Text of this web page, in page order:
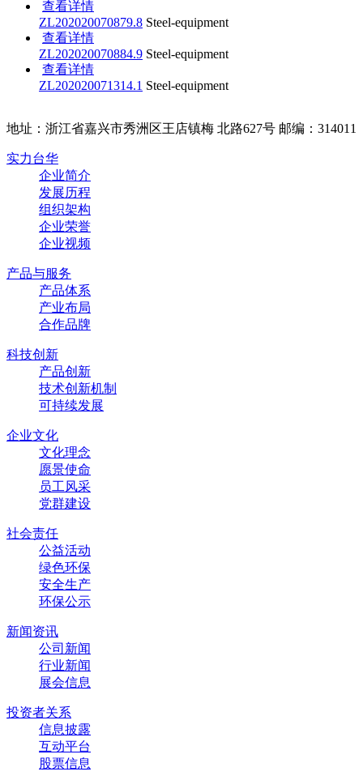
查看详情
ZL202020070879.8 Steel-equipment
查看详情
ZL202020070884.9 Steel-equipment
查看详情
ZL202020071314.1 Steel-equipment
地址：浙江省嘉兴市秀洲区王店镇梅 北路627号 邮编：314011
实力台华
企业简介
发展历程
组织架构
企业荣誉
企业视频
产品与服务
产品体系
产业布局
合作品牌
科技创新
产品创新
技术创新机制
可持续发展
企业文化
文化理念
愿景使命
员工风采
党群建设
社会责任
公益活动
绿色环保
安全生产
环保公示
新闻资讯
公司新闻
行业新闻
展会信息
投资者关系
信息披露
互动平台
股票信息